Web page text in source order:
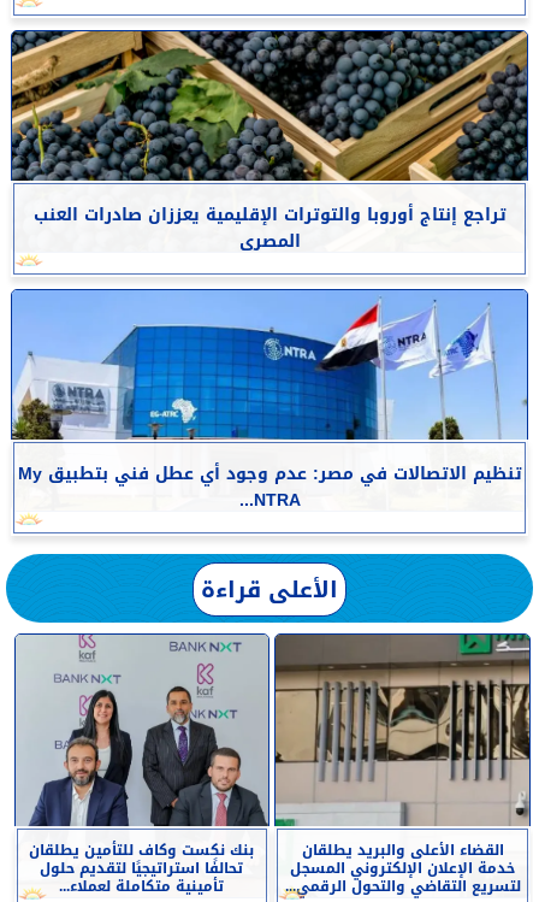
تراجع إنتاج أوروبا والتوترات الإقليمية يعززان صادرات العنب
المصرى
تنظيم الاتصالات في مصر: عدم وجود أي عطل فني بتطبيق My
NTRA...
الأعلى قراءة
القضاء الأعلى والبريد يطلقان
خدمة الإعلان الإلكتروني المسجل
لتسريع التقاضي والتحول الرقمي...
بنك نكست وكاف للتأمين يطلقان
تحالفًا استراتيجيًا لتقديم حلول
تأمينية متكاملة لعملاء...